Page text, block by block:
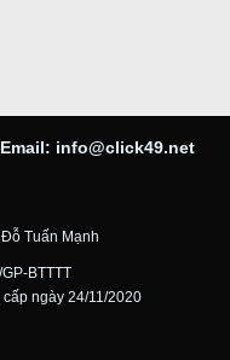
Email: info@click49.net
Tuấn Mạnh
BTTTT
ngày 24/11/2020